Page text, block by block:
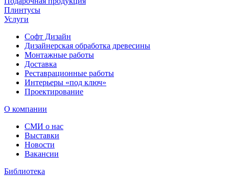
Плинтусы
Услуги
Софт Дизайн
Дизайнерская обработка древесины
Монтажные работы
Доставка
Реставрационные работы
Интерьеры «под ключ»
Проектирование
О компании
СМИ о нас
Выставки
Новости
Вакансии
Библиотека